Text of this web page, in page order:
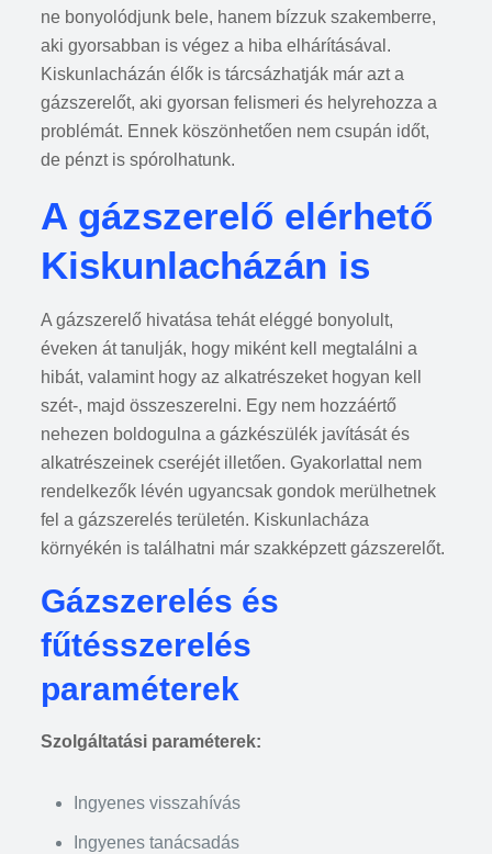
ne bonyolódjunk bele, hanem bízzuk szakemberre,
aki gyorsabban is végez a hiba elhárításával.
Kiskunlacházán élők is tárcsázhatják már azt a
gázszerelőt, aki gyorsan felismeri és helyrehozza a
problémát. Ennek köszönhetően nem csupán időt,
de pénzt is spórolhatunk.
A gázszerelő elérhető
Kiskunlacházán is
A gázszerelő hivatása tehát eléggé bonyolult,
éveken át tanulják, hogy miként kell megtalálni a
hibát, valamint hogy az alkatrészeket hogyan kell
szét-, majd összeszerelni. Egy nem hozzáértő
nehezen boldogulna a gázkészülék javítását és
alkatrészeinek cseréjét illetően. Gyakorlattal nem
rendelkezők lévén ugyancsak gondok merülhetnek
fel a gázszerelés területén. Kiskunlacháza
környékén is találhatni már szakképzett gázszerelőt.
Gázszerelés és
fűtésszerelés
paraméterek
Szolgáltatási paraméterek:
Ingyenes visszahívás
Ingyenes tanácsadás